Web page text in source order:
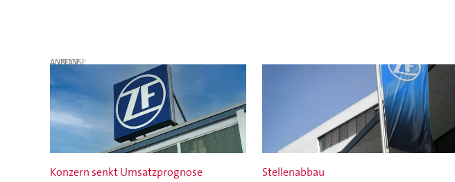
ANZEIGE
Konzern senkt Umsatzprognose Stellenabbau